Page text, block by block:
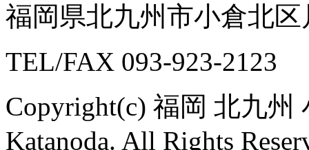
福岡県北九州市小倉北
TEL/FAX 093-923-2123
Copyright(c) 福岡 北九
Katanoda. All Rights